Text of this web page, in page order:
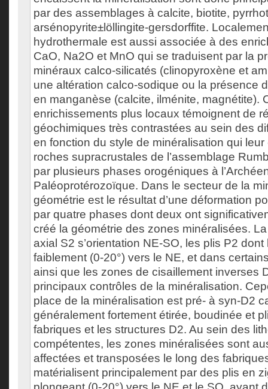
par des assemblages à calcite, biotite,
arsénopyrite±löllingite-gersdorffite.
hydrothermale est aussi associée à des
CaO, Na2O et MnO qui se traduisent par la
minéraux calco-silicatés (clinopyroxène et
une altération calco-sodique ou la présence
en manganèse (calcite, ilménite, magnétite).
enrichissements plus locaux témoignent de
géochimiques très contrastées au sein des
en fonction du style de minéralisation qui
roches supracrustales de l’assemblage
par plusieurs phases orogéniques à
Paléoprotérozoïque. Dans le secteur de la
géométrie est le résultat d’une déformation
par quatre phases dont deux ont
créé la géométrie des zones minéralisées.
axial S2 s’orientation NE-SO, les plis P2 dont
faiblement (0-20°) vers le NE, et dans
ainsi que les zones de cisaillement inverses
principaux contrôles de la minéralisation.
place de la minéralisation est pré- à syn-D2
généralement fortement étirée, boudinée et
fabriques et les structures D2. Au sein des
compétentes, les zones minéralisées sont
affectées et transposées le long des
matérialisent principalement par des plis en